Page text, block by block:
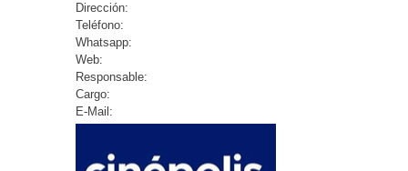
Dirección:
Teléfono:
Whatsapp:
Web:
Responsable:
Cargo:
E-Mail: